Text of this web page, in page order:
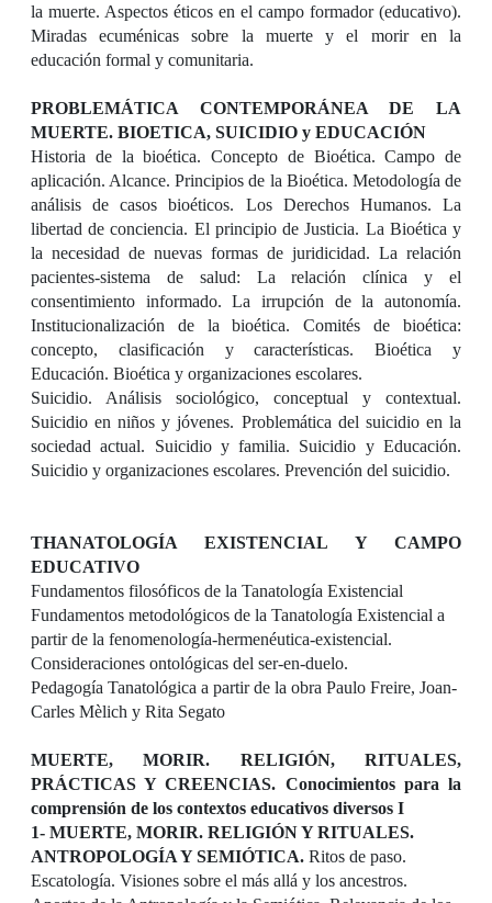
la muerte. Aspectos éticos en el campo formador (educativo).
Miradas ecuménicas sobre la muerte y el morir en la
educación formal y comunitaria.
PROBLEMÁTICA CONTEMPORÁNEA DE LA
MUERTE. BIOETICA, SUICIDIO y EDUCACIÓN
Historia de la bioética. Concepto de Bioética. Campo de
aplicación. Alcance. Principios de la Bioética. Metodología de
análisis de casos bioéticos. Los Derechos Humanos. La
libertad de conciencia. El principio de Justicia. La Bioética y
la necesidad de nuevas formas de juridicidad. La relación
pacientes-sistema de salud: La relación clínica y el
consentimiento informado. La irrupción de la autonomía.
Institucionalización de la bioética. Comités de bioética:
concepto, clasificación y características. Bioética y
Educación. Bioética y organizaciones escolares.
Suicidio. Análisis sociológico, conceptual y contextual.
Suicidio en niños y jóvenes. Problemática del suicidio en la
sociedad actual. Suicidio y familia. Suicidio y Educación.
Suicidio y organizaciones escolares. Prevención del suicidio.
THANATOLOGÍA EXISTENCIAL Y CAMPO
EDUCATIVO
Fundamentos filosóficos de la Tanatología Existencial
Fundamentos metodológicos de la Tanatología Existencial a
partir de la fenomenología-hermenéutica-existencial.
Consideraciones ontológicas del ser-en-duelo.
Pedagogía Tanatológica a partir de la obra Paulo Freire, Joan-
Carles Mèlich y Rita Segato
MUERTE, MORIR. RELIGIÓN, RITUALES,
PRÁCTICAS Y CREENCIAS. Conocimientos para la
comprensión de los contextos educativos diversos I
1- MUERTE, MORIR. RELIGIÓN Y RITUALES.
ANTROPOLOGÍA Y SEMIÓTICA. Ritos de paso.
Escatología. Visiones sobre el más allá y los ancestros.